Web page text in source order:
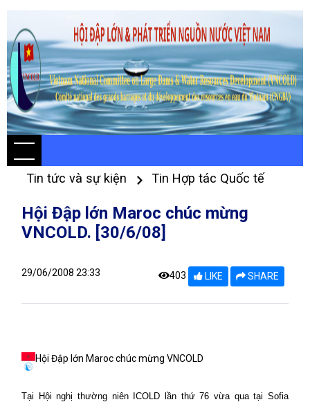
Tin tức và sự kiện Tin Hợp tác Quốc tế
Hội Đập lớn Maroc chúc mừng
VNCOLD. [30/6/08]
29/06/2008 23:33 403 LIKE SHARE
Hội Đập lớn Maroc chúc mừng VNCOLD
Tại Hội nghị thường niên ICOLD lần thứ 76 vừa qua tại Sofia